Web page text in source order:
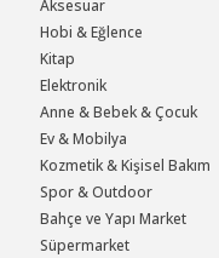
Aksesuar
Hobi & Eğlence
Kitap
Elektronik
Anne & Bebek & Çocuk
Ev & Mobilya
Kozmetik & Kişisel Bakım
Spor & Outdoor
Bahçe ve Yapı Market
Süpermarket